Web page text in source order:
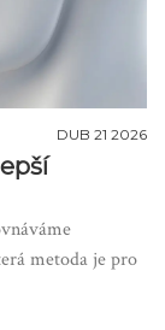
DUB 21 2026
metoda je pro